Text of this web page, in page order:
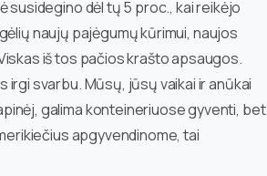
susidegino dėl tų 5 proc., kai reikėjo
naujų pajėgumų kūrimui, naujos
iš tos pačios krašto apsaugos.
svarbu. Mūsų, jūsų vaikai ir anūkai
galima konteineriuose gyventi, bet
apgyvendinome, tai